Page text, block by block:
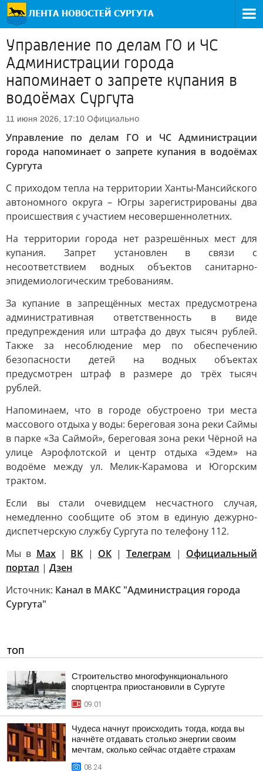
Управление по делам ГО и ЧС
Администрации города
напоминает о запрете купания в
водоёмах Сургута
11 июня 2026, 17:10 Официально
Управление по делам ГО и ЧС Администрации
города напоминает о запрете купания в водоёмах
Сургута
С приходом тепла на территории Ханты-Мансийского
автономного округа – Югры зарегистрированы два
происшествия с участием несовершеннолетних.
На территории города нет разрешённых мест для
купания. Запрет установлен в связи с
несоответствием водных объектов санитарно-
эпидемиологическим требованиям.
За купание в запрещённых местах предусмотрена
административная ответственность в виде
предупреждения или штрафа до двух тысяч рублей.
Также за несоблюдение мер по обеспечению
безопасности детей на водных объектах
предусмотрен штраф в размере до трёх тысяч
рублей.
Напоминаем, что в городе обустроено три места
массового отдыха у воды: береговая зона реки Саймы
в парке «За Саймой», береговая зона реки Чёрной на
улице Аэрофлотской и центр отдыха «Эдем» на
водоёме между ул. Мелик-Карамова и Югорским
трактом.
Если вы стали очевидцем несчастного случая,
немедленно сообщите об этом в единую дежурно-
диспетчерскую службу Сургута по телефону 112.
Мы в Max| ВК | ОК|Телеграм | Официальный
портал | Дзен
Источник: Канал в МАКС "Администрация города
Сургута"
ТОП
Строительство многофункционального
спортцентра приостановили в Сургуте
09:01
Чудеса начнут происходить тогда, когда вы
начнёте отдавать столько энергии своим
мечтам, сколько сейчас отдаёте страхам
08:24